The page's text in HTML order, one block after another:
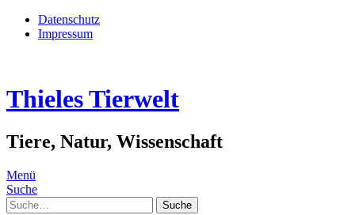
Datenschutz
Impressum
Thieles Tierwelt
Tiere, Natur, Wissenschaft
Menü
Suche
Suche